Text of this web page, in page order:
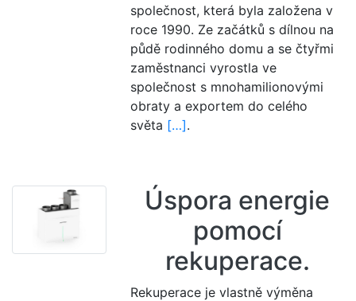
společnost, která byla založena v
roce 1990. Ze začátků s dílnou na
půdě rodinného domu a se čtyřmi
zaměstnanci vyrostla ve
společnost s mnohamilionovými
obraty a exportem do celého
světa […].
Úspora energie
pomocí
rekuperace.
Rekuperace je vlastně výměna